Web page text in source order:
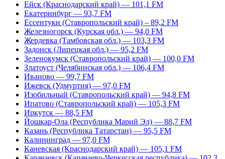
Ейск (Краснодарский край) — 101,1 FM
Екатеринбург — 93,7 FM
Ессентуки (Ставропольский край) – 89,2 FM
Железногорск (Курская обл.) — 94,0 FM
Жердевка (Тамбовская обл.) — 103,3 FM
Задонск (Липецкая обл.) — 95,2 FM
Зеленокумск (Ставропольский край) — 100,0 FM
Златоуст (Челябинская обл.) — 106,4 FM
Иваново — 99,7 FM
Ижевск (Удмуртия) — 97,0 FM
Изобильный (Ставропольский край) — 94,8 FM
Ипатово (Ставропольский край) — 105,3 FM
Иркутск — 88,5 FM
Йошкар-Ола (Республика Марий Эл) — 88,7 FM
Казань (Республика Татарстан) — 95,5 FM
Калининград — 97,0 FM
Каневская (Краснодарский край) — 105,1 FM